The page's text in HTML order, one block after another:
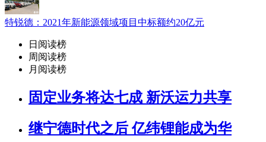
特锐德：2021年新能源领域项目中标额约20亿元
日阅读榜
周阅读榜
月阅读榜
固定业务将达七成 新沃运力共享
继宁德时代之后 亿纬锂能成为华